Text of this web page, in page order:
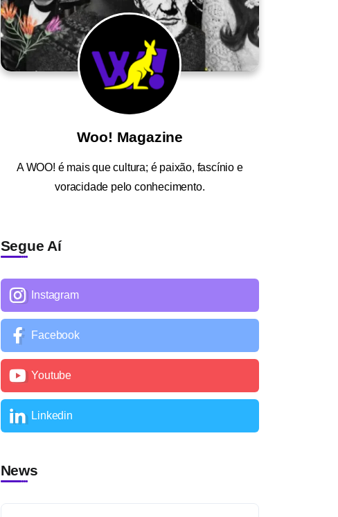
Woo! Magazine
AWOO! é mais que cultura; é paixão, fascínio e
voracidade pelo conhecimento.
Segue Aí
Instagram
Facebook
Youtube
Linkedin
News